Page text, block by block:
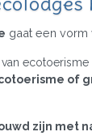
gaat een
of
zijn met